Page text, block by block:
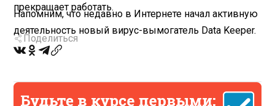
прекращает работать.
Напомним, что недавно в Интернете начал активную
деятельность новый вирус-вымогатель Data Keeper.
Поделиться